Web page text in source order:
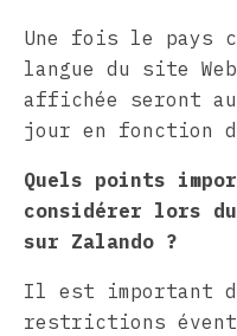
Une fois le pays
langue du site
affichée seront
jour en fonction
Quels points
considérer lors du
sur Zalando ?
Il est important
restrictions